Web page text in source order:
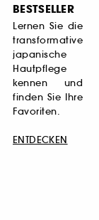
BESTSELLER
Lernen Sie die
transformative
japanische
Hautpflege
kennen und
finden Sie Ihre
Favoriten.
ENTDECKEN